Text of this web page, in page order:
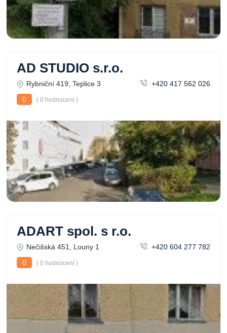
AD STUDIO s.r.o.
Rybniční 419, Teplice 3
+420 417 562 026
0
( 0 hodnocení )
ADART spol. s r.o.
Nečišská 451, Louny 1
+420 604 277 782
0
( 0 hodnocení )